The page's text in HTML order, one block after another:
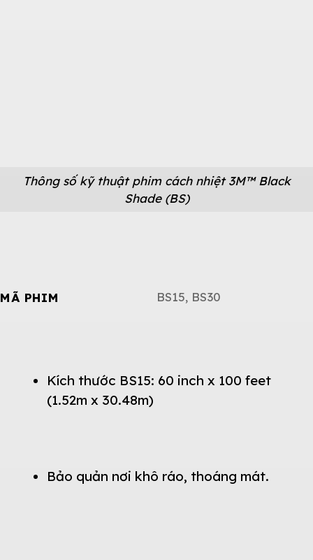
Thông số kỹ thuật phim cách nhiệt 3M™ Black
Shade (BS)
MÃ PHIM BS15, BS30
Kích thước BS15: 60 inch x 100 feet
(1.52m x 30.48m)
Bảo quản nơi khô ráo, thoáng mát.